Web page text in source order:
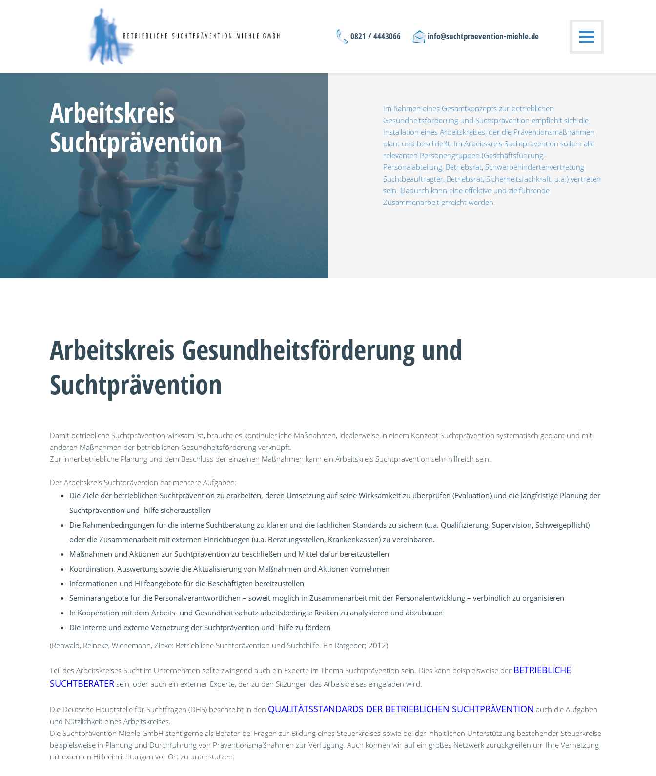
0821 / 4443066 info@suchtpraevention-miehle.de
Arbeitskreis
Suchtprävention
Im Rahmen eines Gesamtkonzepts zur betrieblichen
Gesundheitsförderung und Suchtprävention empfiehlt sich die
Installation eines Arbeitskreises, der die Präventionsmaßnahmen
plant und beschließt. Im Arbeitskreis Suchtprävention sollten alle
relevanten Personengruppen (Geschäftsführung,
Personalabteilung, Betriebsrat, Schwerbehindertenvertretung,
Suchtbeauftragter, Betriebsrat, Sicherheitsfachkraft, u.a.) vertreten
sein. Dadurch kann eine effektive und zielführende
Zusammenarbeit erreicht werden.
Arbeitskreis Gesundheitsförderung und
Suchtprävention
Damit betriebliche Suchtprävention wirksam ist, braucht es kontinuierliche Maßnahmen, idealerweise in einem Konzept Suchtprävention systematisch geplant und mit
anderen Maßnahmen der betrieblichen Gesundheitsförderung verknüpft.
Zur innerbetriebliche Planung und dem Beschluss der einzelnen Maßnahmen kann ein Arbeitskreis Suchtprävention sehr hilfreich sein.
Der Arbeitskreis Suchtprävention hat mehrere Aufgaben:
Die Ziele der betrieblichen Suchtprävention zu erarbeiten, deren Umsetzung auf seine Wirksamkeit zu überprüfen (Evaluation) und die langfristige Planung der
Suchtprävention und -hilfe sicherzustellen
Die Rahmenbedingungen für die interne Suchtberatung zu klären und die fachlichen Standards zu sichern (u.a. Qualifizierung, Supervision, Schweigepflicht)
oder die Zusammenarbeit mit externen Einrichtungen (u.a. Beratungsstellen, Krankenkassen) zu vereinbaren.
Maßnahmen und Aktionen zur Suchtprävention zu beschließen und Mittel dafür bereitzustellen
Koordination, Auswertung sowie die Aktualisierung von Maßnahmen und Aktionen vornehmen
Informationen und Hilfeangebote für die Beschäftigten bereitzustellen
Seminarangebote für die Personalverantwortlichen – soweit möglich in Zusammenarbeit mit der Personalentwicklung – verbindlich zu organisieren
In Kooperation mit dem Arbeits- und Gesundheitsschutz arbeitsbedingte Risiken zu analysieren und abzubauen
Die interne und externe Vernetzung der Suchtprävention und -hilfe zu fördern
(Rehwald, Reineke, Wienemann, Zinke: Betriebliche Suchtprävention und Suchthilfe. Ein Ratgeber; 2012)
Teil des Arbeitskreises Sucht im Unternehmen sollte zwingend auch ein Experte im Thema Suchtprävention sein. Dies kann beispielsweise der BETRIEBLICHE
SUCHTBERATER sein, oder auch ein externer Experte, der zu den Sitzungen des Arbeiskreises eingeladen wird.
Die Deutsche Hauptstelle für Suchtfragen (DHS) beschreibt in den QUALITÄTSSTANDARDS DER BETRIEBLICHEN SUCHTPRÄVENTION auch die Aufgaben
und Nützlichkeit eines Arbeitskreises.
Die Suchtprävention Miehle GmbH steht gerne als Berater bei Fragen zur Bildung eines Steuerkreises sowie bei der inhaltlichen Unterstützung bestehender Steuerkreise
beispielsweise in Planung und Durchführung von Präventionsmaßnahmen zur Verfügung. Auch können wir auf ein großes Netzwerk zurückgreifen um Ihre Vernetzung
mit externen Hilfeeinrichtungen vor Ort zu unterstützen.